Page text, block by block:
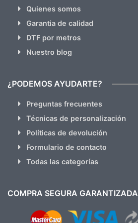
Quienes somos
Garantia de calidad
DTF por metros
Nuestro blog
¿PODEMOS AYUDARTE?
Preguntas frecuentes
Técnicas de personalización
Políticas de devolución
Formulario de contacto
Todas las categorías
COMPRA SEGURA GARANTIZADA